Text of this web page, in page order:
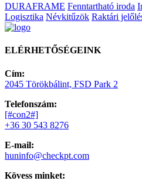
DURAFRAME Fenntartható iroda
Logisztika Névkitűzök Raktári
ELÉRHETŐSÉGEINK
Cím:
2045 Törökbálint, FSD Park 2
Telefonszám:
[#con2#]
+36 30 543 8276
E-mail:
huninfo@checkpt.com
Kövess minket: